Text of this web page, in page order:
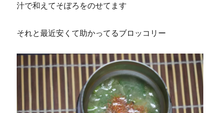
汁で和えてそぼろをのせてます
それと最近安くて助かってるブロッコリー